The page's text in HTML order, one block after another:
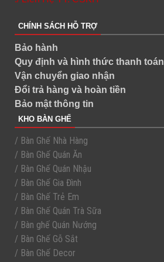
CHÍNH SÁCH HỖ TRỢ
Bảo hành
Quy định và hình thức thanh toán
Vận chuyển giao nhận
Đổi trả hàng và hoàn tiền
Bảo mật thông tin
KHO BÀN GHẾ
/ Bàn Ghế Nhà Hàng
/ Bàn Ghế Quán Ăn
/ Bàn Ghế Quán Nhậu
/ Bàn Ghế Gia Đình
/ Bàn Ghế Trẻ Em
/ Bàn Ghế Quán Trà Sữa
/ Bàn ghế Quán Nướng
/ Bàn Ghế Gỗ Sắt
/ Bàn Ghế Decor